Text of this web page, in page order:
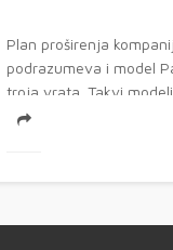
Plan proširenja
podrazumeva i model
troja vrata. Takvi modeli